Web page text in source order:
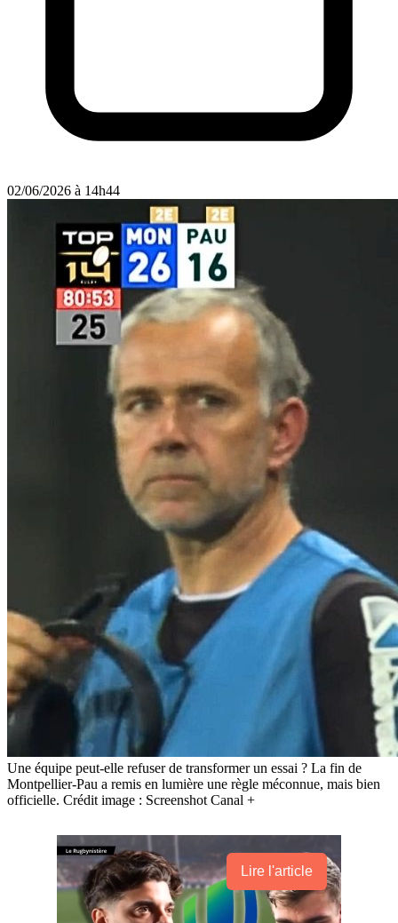
02/06/2026 à 14h44
Une équipe peut-elle refuser de transformer un essai ? La fin de
Montpellier-Pau a remis en lumière une règle méconnue, mais bien
officielle. Crédit image : Screenshot Canal +
Lire l'article